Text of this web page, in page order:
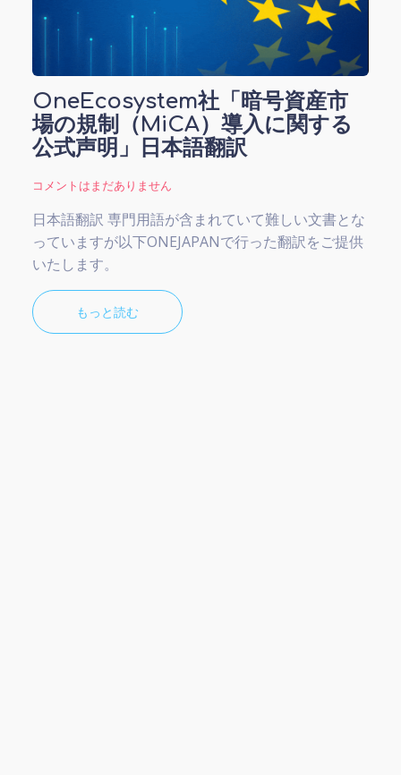
OneEcosystem社「暗号資産市
場の規制（MiCA）導入に関する
公式声明」日本語翻訳
コメントはまだありません
日本語翻訳 専門用語が含まれていて難しい文書とな
っていますが以下ONEJAPANで行った翻訳をご提供
いたします。
もっと読む